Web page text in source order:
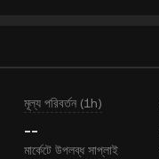
মূল্য পরিবর্তন (1h)
--
মার্কেটে উপলব্ধ সাপ্লাই